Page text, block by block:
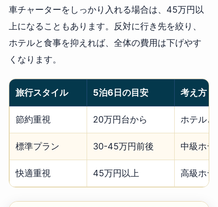
車チャーターをしっかり入れる場合は、45万円以
上になることもあります。反対に行き先を絞り、
ホテルと食事を抑えれば、全体の費用は下げやす
くなります。
旅行スタイル 5泊6日の目安 考え方
節約重視 20万円台から ホテル
標準プラン 30-45万円前後 中級ホ
快適重視 45万円以上 高級ホ